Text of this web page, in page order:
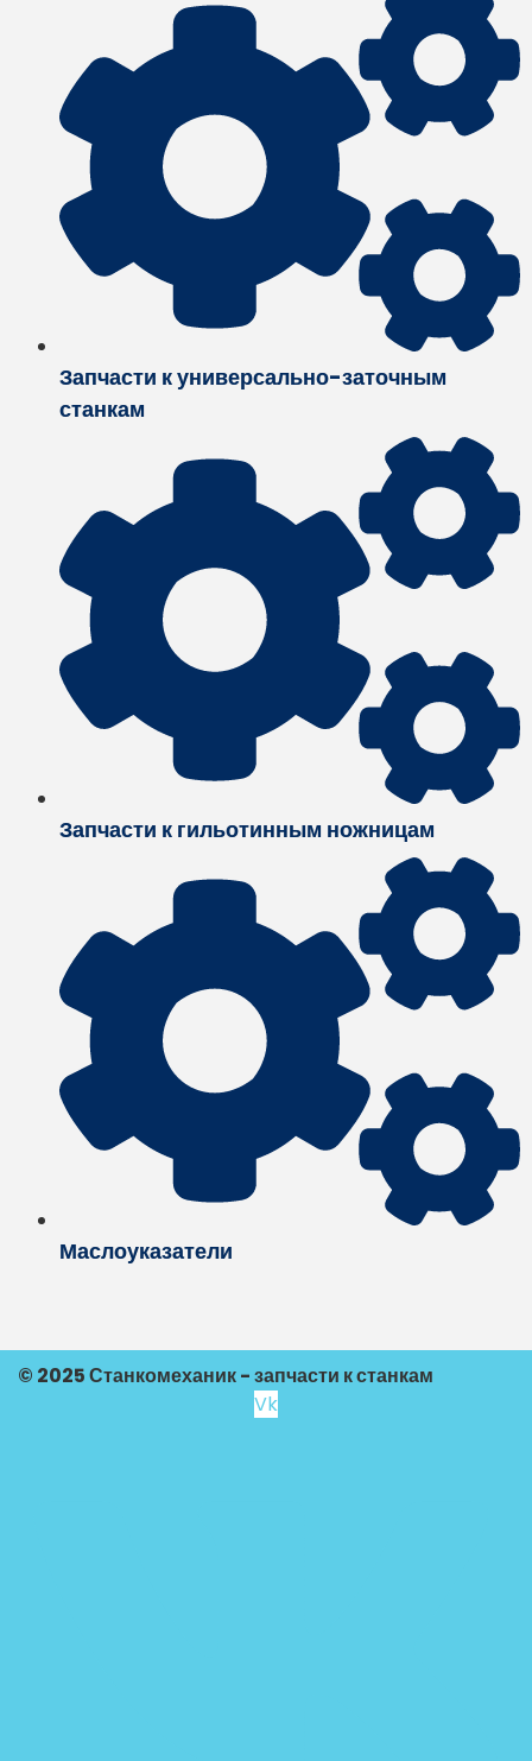
Запчасти к универсально-заточным
станкам
Запчасти к гильотинным ножницам
Маслоуказатели
© 2025 Станкомеханик - запчасти к станкам
Vk